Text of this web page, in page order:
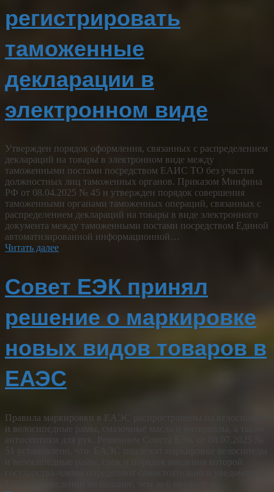
регистрировать
таможенные
декларации в
электронном виде
Утвержден порядок оформления, связанных с распределением
деклараций на товары в электронном виде между
таможенными постами посредством ЕАИС ТО без участия
должностных лиц таможенных органов. Приказом Минфина
РФ от 08.04.2025 № 45 н утвержден порядок совершения
таможенными органами таможенных операций, связанных с
распределением деклараций на товары в виде электронного
документа между таможенными постами посредством Единой
автоматизированной информационной…
Читать далее
Совет ЕЭК принял
решение о маркировке
новых видов товаров в
ЕАЭС
Правила маркировки в ЕАЭС распространены на велосипеды
и велосипедные рамы, смазочные масла и материалы, а также
антисептики для рук. Решением Совета ЕЭК от 08.07.2025 №
51 установлено, что ЕАЭС подлежат маркировке велосипеды
и велосипедные рамы, срок и порядок введения которой